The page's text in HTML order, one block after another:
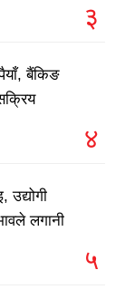
३
बैंकिङ
४
उद्योगी
लगानी
५